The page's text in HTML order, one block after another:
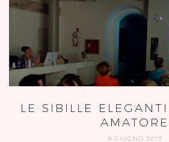
LE SIBILLE
AMATORE
8 GIUGNO 2017